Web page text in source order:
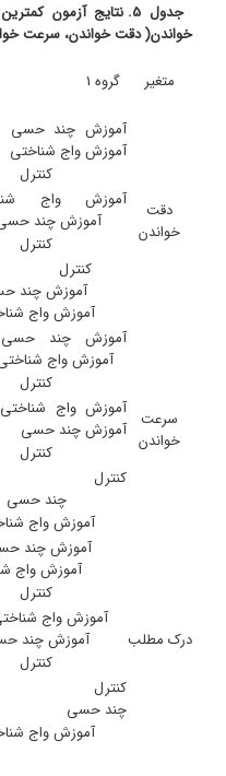
جدول 5. نتایج آزمون
خواندن( دقت خواندن، سرعت
متغیر گروه 1 گروه 2
دقت
خواندن
آموزش چند
آموزش واج شناختی
کنترل
آموزش واج
آموزش چند
کنترل
آموزش
آموزش واج
سرعت
خواندن
آموزش چند
آموزش واج
کنترل
آموزش واج
آموزش چند حسی
کنترل
کنترل
چند حسی
آموزش واج
درک مطلب
آموزش چند
آموزش واج
کنترل
آموزش واج
آموزش چند
کنترل
کنترل
چند حسی
آموزش واج